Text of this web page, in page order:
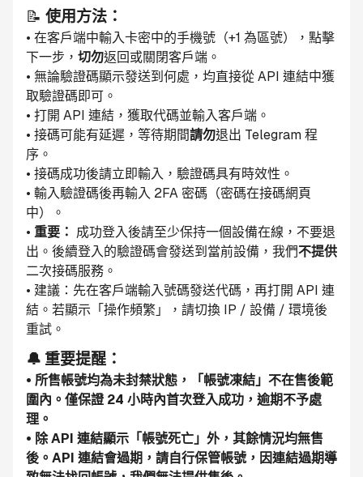
📝 使用方法：
• 在客戶端中輸入卡密中的手機號（+1 為區號），點擊
下一步， 切勿返回或關閉客戶端。
• 無論驗證碼顯示發送到何處，均直接從 API 連結中獲
取驗證碼即可。
• 打開 API 連結，獲取代碼並輸入客戶端。
• 接碼可能有延遲，等待期間請勿退出 Telegram 程
序。
• 接碼成功後請立即輸入，驗證碼具有時效性。
• 輸入驗證碼後再輸入 2FA 密碼（密碼在接碼網頁
中）。
• 重要： 成功登入後請至少保持一個設備在線，不要退
出。後續登入的驗證碼會發送到當前設備，我們不提供
二次接碼服務。
• 建議：先在客戶端輸入號碼發送代碼，再打開 API 連
結。若顯示「操作頻繁」，請切換 IP / 設備 / 環境後
重試。
🔔 重要提醒：
• 所售帳號均為未封禁狀態，「帳號凍結」不在售後範
圍內。僅保證 24 小時內首次登入成功，逾期不予處
理。
• 除 API 連結顯示「帳號死亡」外，其餘情況均無售
後。API 連結會過期，請自行保管帳號，因連結過期導